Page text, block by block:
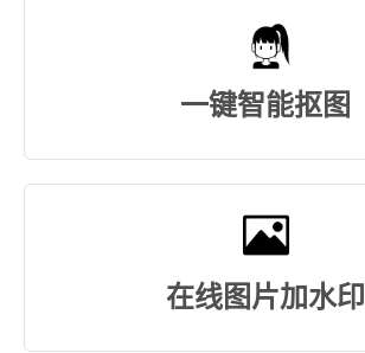
一键智能抠图
在线图片加水印